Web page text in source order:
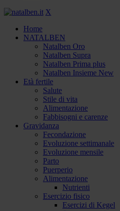
X
Home
NATALBEN
Natalben Oro
Natalben Supra
Natalben Prima plus
Natalben Insieme New
Età fertile
Salute
Stile di vita
Alimentazione
Fabbisogni e carenze
Gravidanza
Fecondazione
Evoluzione settimanale
Evoluzione mensile
Parto
Puerperio
Alimentazione
Nutrienti
Esercizio fisico
Esercizi di Kegel